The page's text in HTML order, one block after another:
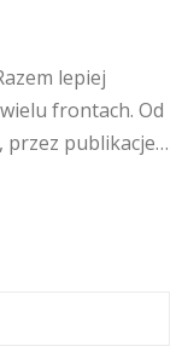
lepiej
frontach. Od
przez publikacje…